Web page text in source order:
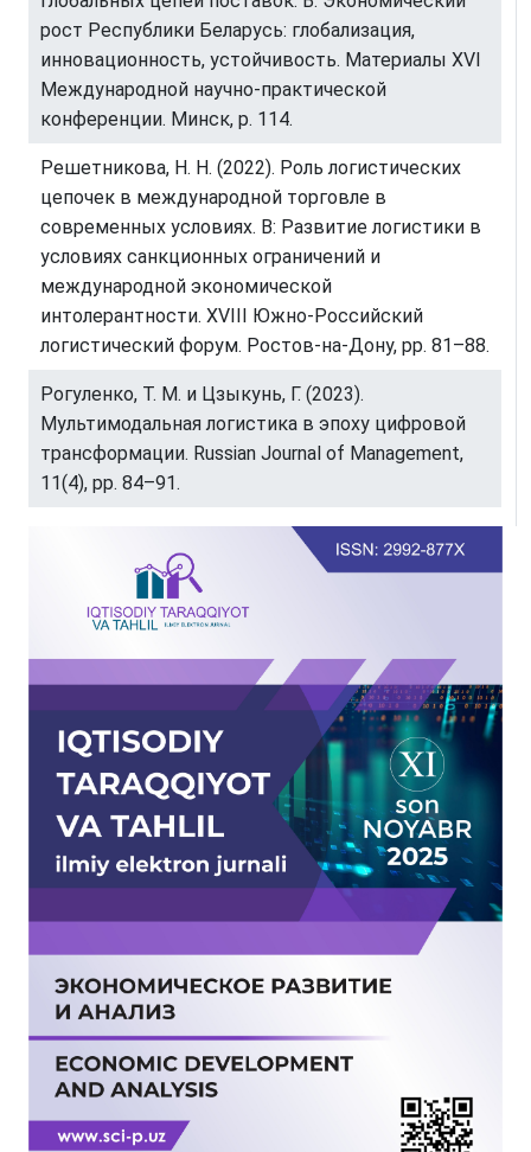
рост Республики Беларусь: глобализация,
инновационность, устойчивость. Материалы XVI
Международной научно-практической
конференции. Минск, p. 114.
Решетникова, Н. Н. (2022). Роль логистических
цепочек в международной торговле в
современных условиях. В: Развитие логистики в
условиях санкционных ограничений и
международной экономической
интолерантности. XVIII Южно-Российский
логистический форум. Ростов-на-Дону, pp. 81–88.
Рогуленко, Т. М. и Цзыкунь, Г. (2023).
Мультимодальная логистика в эпоху цифровой
трансформации. Russian Journal of Management,
11(4), pp. 84–91.